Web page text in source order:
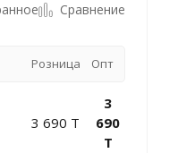
Сравнение
Розница Опт
3 690 T
3
690
T